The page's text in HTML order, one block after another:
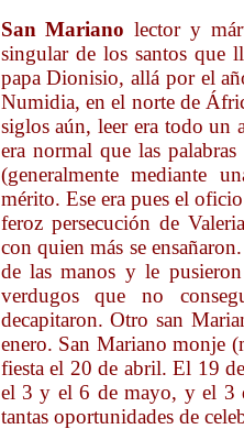
San Mariano lector y
singular de los santos que
papa Dionisio, allá por el
Numidia, en el norte de
siglos aún, leer era todo un
era normal que las
(generalmente mediante
mérito. Ese era pues el
feroz persecución de
con quien más se
de las manos y le
verdugos que no
decapitaron. Otro san
enero. San Mariano monje
fiesta el 20 de abril. El 19
el 3 y el 6 de mayo, y el 3
tantas oportunidades de